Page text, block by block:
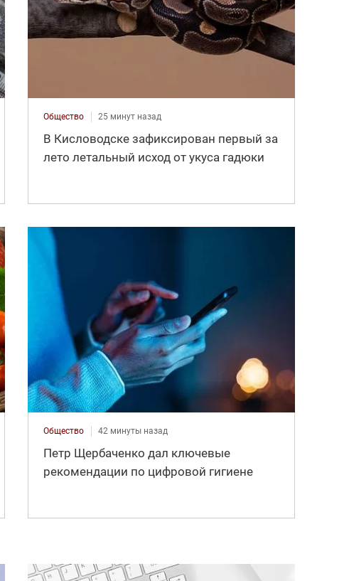
Общество 25 минут назад
В Кисловодске зафиксирован первый за
лето летальный исход от укуса гадюки
Общество 42 минуты назад
Петр Щербаченко дал ключевые
рекомендации по цифровой гигиене